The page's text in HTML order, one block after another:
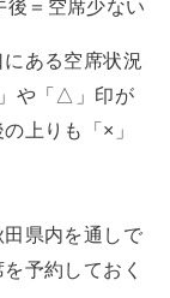
後＝空席少ない
ある空席状況
や「△」印が
上りも「×」
県内を通しで
予約しておく